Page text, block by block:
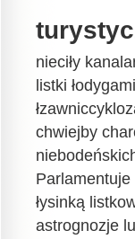
nieciły
listki
chwiejby
łysinką
astrognozje